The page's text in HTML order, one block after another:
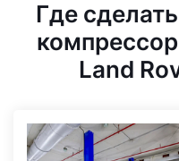
Где
Land